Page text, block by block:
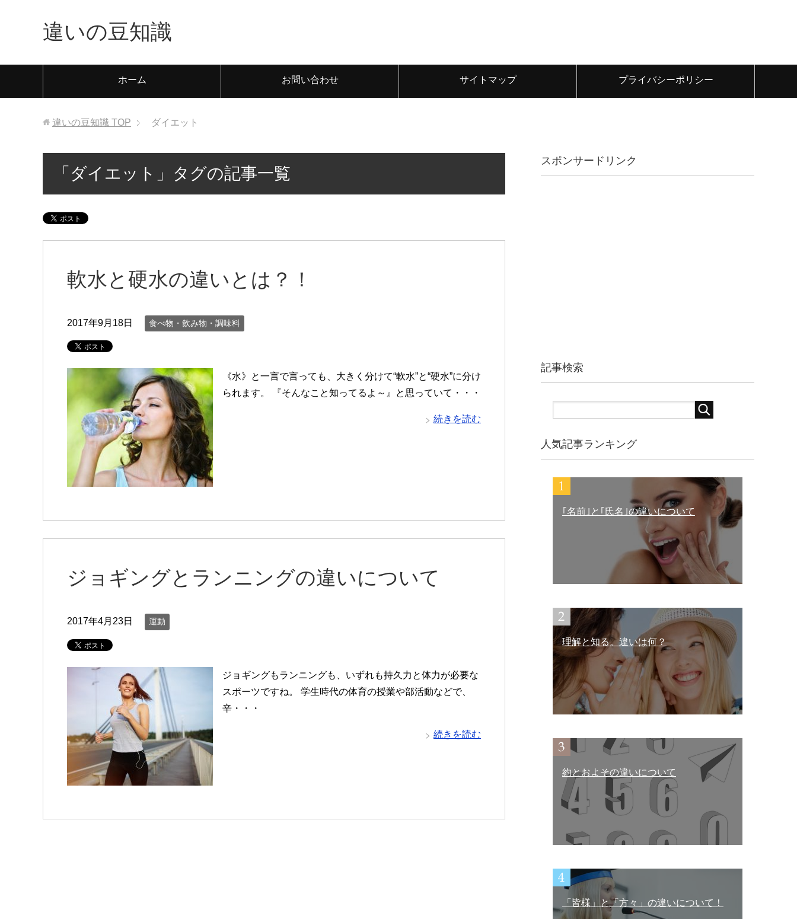
違いの豆知識
ホーム お問い合わせ サイトマップ プライバシーポリシー
違いの豆知識 TOP ダイエット
「ダイエット」タグの記事一覧
軟水と硬水の違いとは？！
2017年9月18日 食べ物・飲み物・調味料
《水》と一言で言っても、大きく分けて“軟水”と“硬水”に分け
られます。 『そんなこと知ってるよ～』と思っていて・・・
続きを読む
ジョギングとランニングの違いについて
2017年4月23日 運動
ジョギングもランニングも、いずれも持久力と体力が必要な
スポーツですね。 学生時代の体育の授業や部活動などで、
辛・・・
続きを読む
スポンサードリンク
記事検索
人気記事ランキング
｢名前｣と｢氏名｣の違いについて
理解と知る。違いは何？
約とおよその違いについて
「皆様」と「方々」の違いについて！